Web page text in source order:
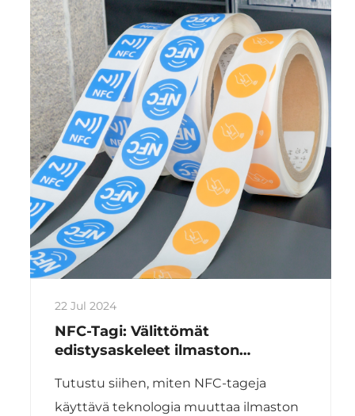
22 Jul 2024
NFC-Tagi: Välittömät
edistysaskeleet ilmaston
Tutustu siihen, miten NFC-tageja
käyttävä teknologia muuttaa ilmaston